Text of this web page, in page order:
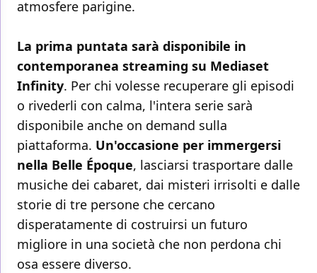
atmosfere parigine.
La prima puntata sarà disponibile in
contemporanea streaming su Mediaset
Infinity. Per chi volesse recuperare gli episodi
o rivederli con calma, l'intera serie sarà
disponibile anche on demand sulla
piattaforma. Un'occasione per immergersi
nella Belle Époque, lasciarsi trasportare dalle
musiche dei cabaret, dai misteri irrisolti e dalle
storie di tre persone che cercano
disperatamente di costruirsi un futuro
migliore in una società che non perdona chi
osa essere diverso.